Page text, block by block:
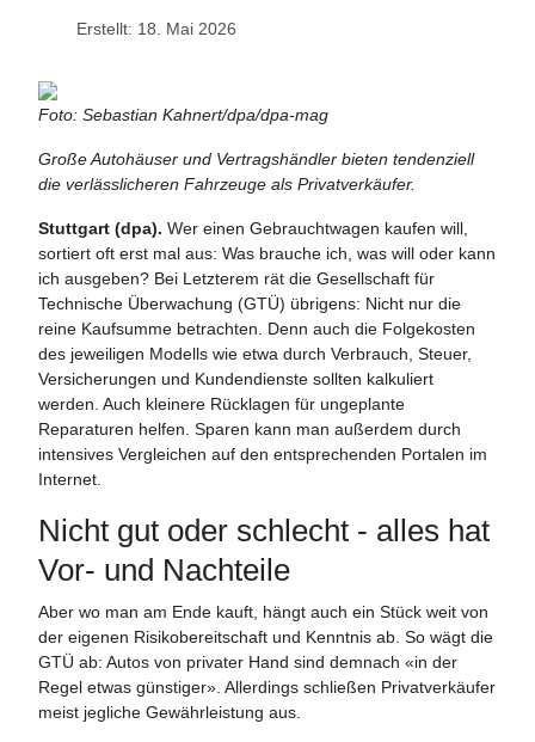
Erstellt: 18. Mai 2026
Foto: Sebastian Kahnert/dpa/dpa-mag
Große Autohäuser und Vertragshändler bieten tendenziell
die verlässlicheren Fahrzeuge als Privatverkäufer.
Stuttgart (dpa). Wer einen Gebrauchtwagen kaufen will,
sortiert oft erst mal aus: Was brauche ich, was will oder kann
ich ausgeben? Bei Letzterem rät die Gesellschaft für
Technische Überwachung (GTÜ) übrigens: Nicht nur die
reine Kaufsumme betrachten. Denn auch die Folgekosten
des jeweiligen Modells wie etwa durch Verbrauch, Steuer,
Versicherungen und Kundendienste sollten kalkuliert
werden. Auch kleinere Rücklagen für ungeplante
Reparaturen helfen. Sparen kann man außerdem durch
intensives Vergleichen auf den entsprechenden Portalen im
Internet.
Nicht gut oder schlecht - alles hat
Vor- und Nachteile
Aber wo man am Ende kauft, hängt auch ein Stück weit von
der eigenen Risikobereitschaft und Kenntnis ab. So wägt die
GTÜ ab: Autos von privater Hand sind demnach «in der
Regel etwas günstiger». Allerdings schließen Privatverkäufer
meist jegliche Gewährleistung aus.